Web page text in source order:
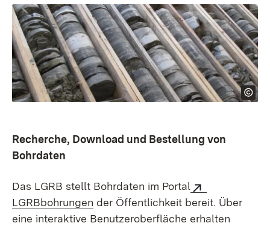
Recherche, Download und Bestellung von
Bohrdaten
Das LGRB stellt Bohrdaten im Portal
LGRBbohrungen der Öffentlichkeit bereit. Über
eine interaktive Benutzer­oberfläche erhalten